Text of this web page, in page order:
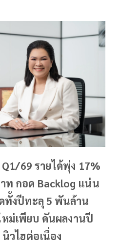
69 รายได้พุ่ง 17%
ท กอด Backlog แน่น
ทั้งปีทะลุ 5 พันล้าน
ม่เพียบ ดันผลงานปี
วไฮต่อเนื่อง